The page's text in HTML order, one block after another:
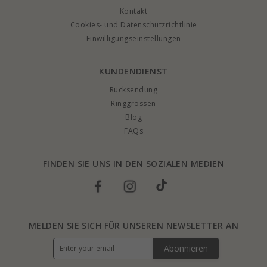
Kontakt
Cookies- und Datenschutzrichtlinie
Einwilligungseinstellungen
KUNDENDIENST
Rucksendung
Ringgrössen
Blog
FAQs
FINDEN SIE UNS IN DEN SOZIALEN MEDIEN
MELDEN SIE SICH FÜR UNSEREN NEWSLETTER AN
Abonnieren